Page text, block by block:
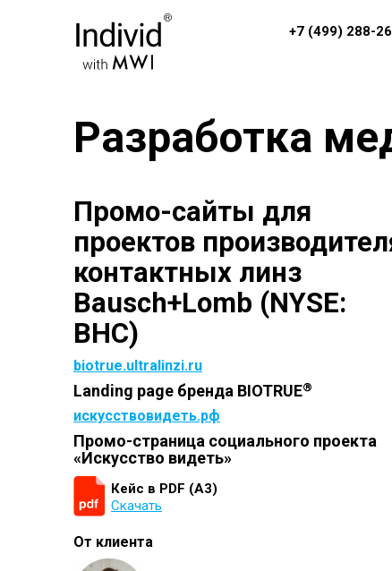
+7 (499) 288-
Разработка
Промо-сайты для
проектов
контактных линз
Bausch+Lomb (NYSE:
BHC)
biotrue.ultralinzi.ru
Landing page бренда BIOTRUE®
искусствовидеть.рф
Промо-страница социального проекта
«Искусство видеть»
Кейс в PDF (А3)
Скачать
От клиента